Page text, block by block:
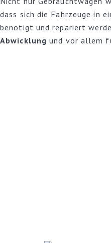
dass sich die Fahrzeuge in
benötigt und repariert
Abwicklung und vor allem